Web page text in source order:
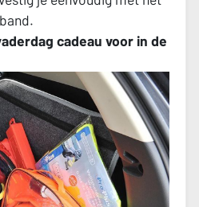
cadeau voor in de